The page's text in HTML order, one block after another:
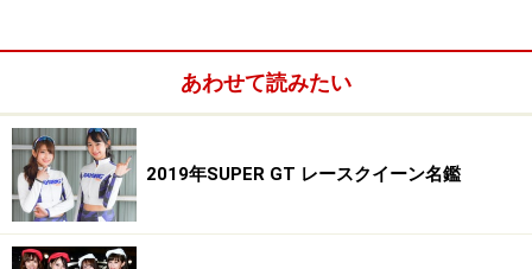
あわせて読みたい
2019年SUPER GT レースクイーン名鑑